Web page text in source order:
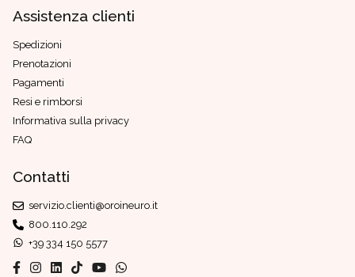
Assistenza clienti
Spedizioni
Prenotazioni
Pagamenti
Resi e rimborsi
Informativa sulla privacy
FAQ
Contatti
servizio.clienti@oroineuro.it
800.110.292
+39 334 150 5577